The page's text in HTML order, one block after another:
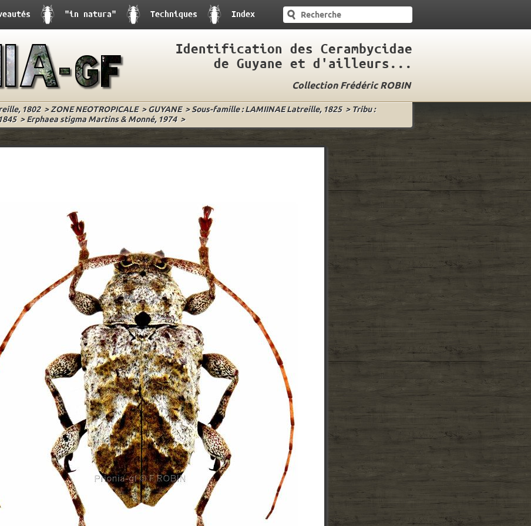
"in natura" Techniques Index
Identification des Cerambycidae
de Guyane et d'ailleurs...
Collection Frédéric ROBIN
1802>ZONE NEOTROPICALE>GUYANE>Sous-famille : LAMIINAE Latreille, 1825>Tribu :
>Erphaea stigma Martins & Monné, 1974>